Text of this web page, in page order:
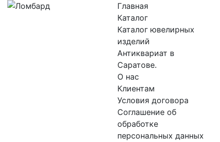
Главная
Каталог
Каталог ювелирных
изделий
Антиквариат в
Саратове.
О нас
Клиентам
Условия договора
Соглашение об
обработке
персональных данных